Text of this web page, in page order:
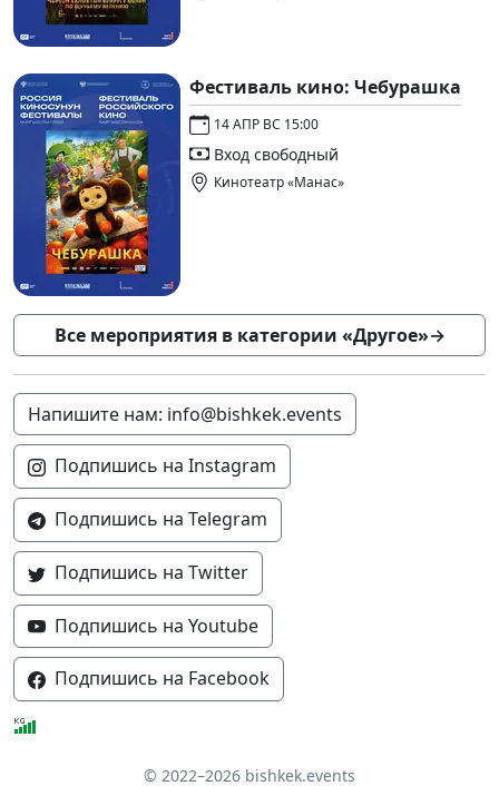
Фестиваль кино: Чебурашка
14 АПР ВС 15:00
Вход свободный
Кинотеатр «Манас»
Все мероприятия в категории «Другое»→
Напишите нам: info@bishkek.events
Подпишись на Instagram
Подпишись на Telegram
Подпишись на Twitter
Подпишись на Youtube
Подпишись на Facebook
© 2022–2026 bishkek.events